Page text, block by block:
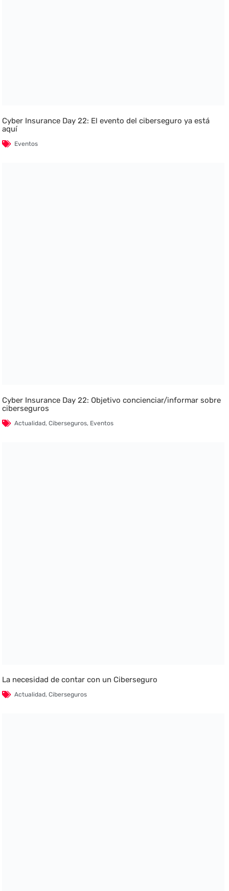
Cyber Insurance Day 22: El evento del ciberseguro ya está
aquí
Eventos
Cyber Insurance Day 22: Objetivo concienciar/informar sobre
ciberseguros
Actualidad,Ciberseguros, Eventos
La necesidad de contar con un Ciberseguro
Actualidad,Ciberseguros